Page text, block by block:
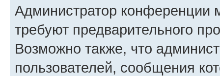
Администратор конференции
требуют предварительного
Возможно также, что
пользователей, сообщения